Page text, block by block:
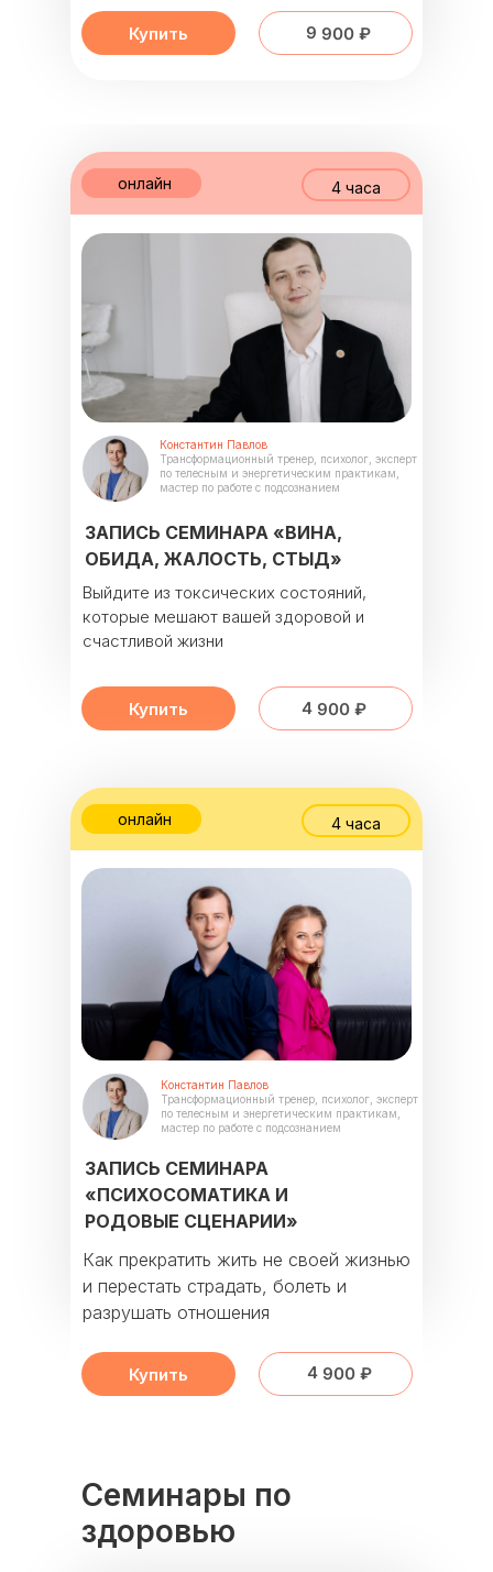
Купить 9 900 ₽
4 часа
ЗАПИСЬ СЕМИНАРА «ВИНА,
ОБИДА, ЖАЛОСТЬ, СТЫД»
Выйдите из токсических состояний,
которые мешают вашей здоровой и
счастливой жизни
онлайн
Купить
Константин Павлов
Трансформационный тренер, психолог, эксперт
по телесным и энергетическим практикам,
мастер по работе с подсознанием
4 900 ₽
4 часа
ЗАПИСЬ СЕМИНАРА
«ПСИХОСОМАТИКА И
РОДОВЫЕ СЦЕНАРИИ»
Как прекратить жить не своей жизнью
и перестать страдать, болеть и
разрушать отношения
Купить
Константин Павлов
Трансформационный тренер, психолог, эксперт
по телесным и энергетическим практикам,
мастер по работе с подсознанием
онлайн
4 900 ₽
Семинары по
здоровью